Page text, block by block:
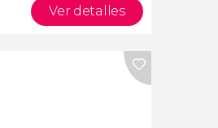
Ver detalles